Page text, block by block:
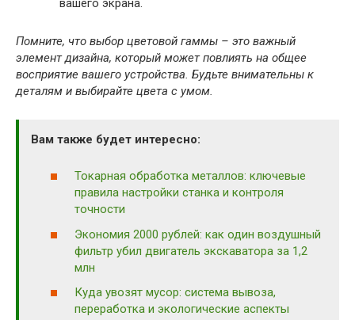
Помните, что выбор цветовой гаммы – это важный
элемент дизайна, который может повлиять на общее
восприятие вашего устройства. Будьте внимательны к
деталям и выбирайте цвета с умом.
Вам также будет интересно:
Токарная обработка металлов: ключевые
правила настройки станка и контроля
точности
Экономия 2000 рублей: как один воздушный
фильтр убил двигатель экскаватора за 1,2
млн
Куда увозят мусор: система вывоза,
переработка и экологические аспекты